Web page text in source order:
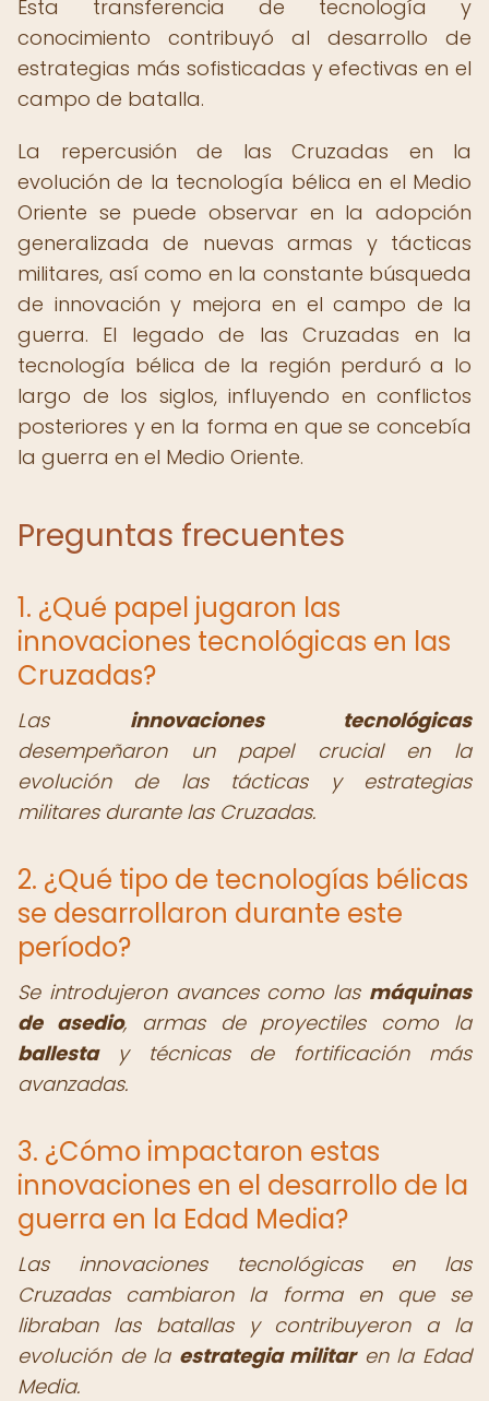
Esta transferencia de tecnología y
conocimiento contribuyó al desarrollo de
estrategias más sofisticadas y efectivas en el
campo de batalla.
La repercusión de las Cruzadas en la
evolución de la tecnología bélica en el Medio
Oriente se puede observar en la adopción
generalizada de nuevas armas y tácticas
militares, así como en la constante búsqueda
de innovación y mejora en el campo de la
guerra. El legado de las Cruzadas en la
tecnología bélica de la región perduró a lo
largo de los siglos, influyendo en conflictos
posteriores y en la forma en que se concebía
la guerra en el Medio Oriente.
Preguntas frecuentes
1. ¿Qué papel jugaron las
innovaciones tecnológicas en las
Cruzadas?
Las innovaciones tecnológicas
desempeñaron un papel crucial en la
evolución de las tácticas y estrategias
militares durante las Cruzadas.
2. ¿Qué tipo de tecnologías bélicas
se desarrollaron durante este
período?
Se introdujeron avances como las máquinas
de asedio, armas de proyectiles como la
ballestay técnicas de fortificación más
avanzadas.
3. ¿Cómo impactaron estas
innovaciones en el desarrollo de la
guerra en la Edad Media?
Las innovaciones tecnológicas en las
Cruzadas cambiaron la forma en que se
libraban las batallas y contribuyeron a la
evolución de la estrategia militaren la Edad
Media.